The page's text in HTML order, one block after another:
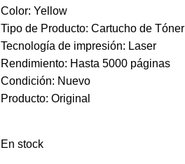
Color: Yellow
Tipo de Producto: Cartucho de Tóner
Tecnología de impresión: Laser
Rendimiento: Hasta 5000 páginas
Condición: Nuevo
Producto: Original
En stock